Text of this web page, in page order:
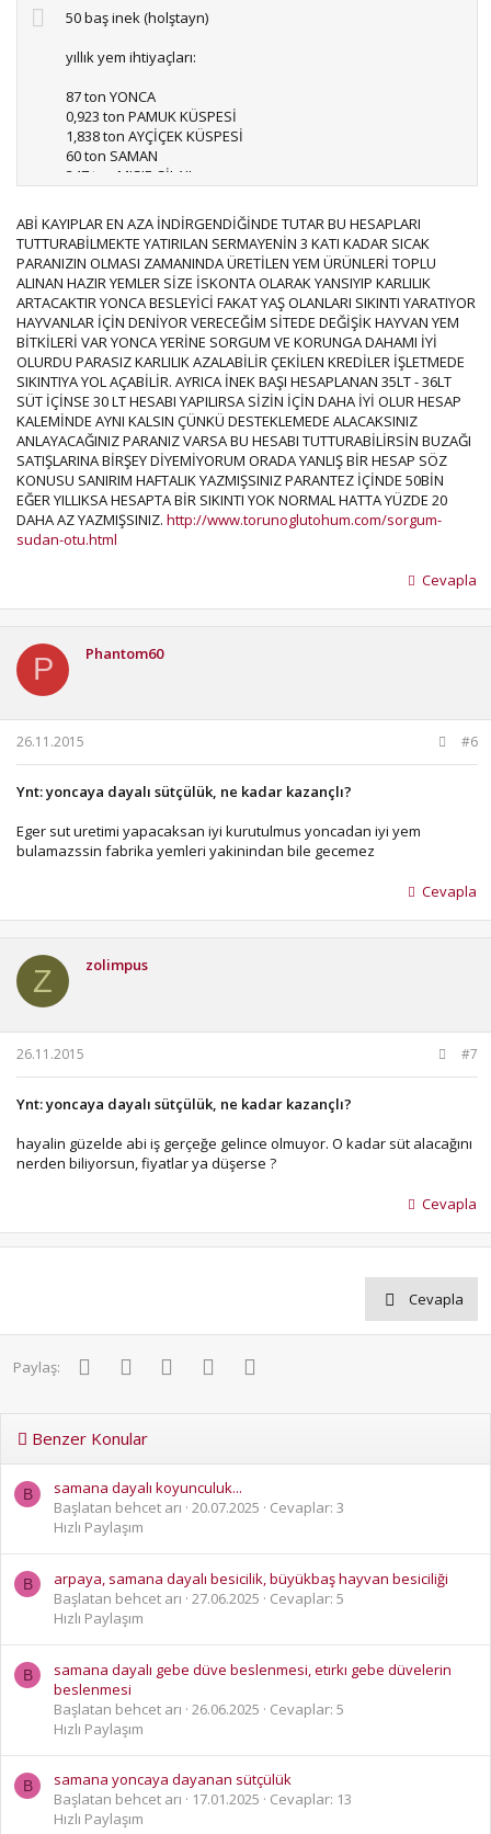
50 baş inek (holştayn)
yıllık yem ihtiyaçları:
87 ton YONCA
0,923 ton PAMUK KÜSPESİ
1,838 ton AYÇİÇEK KÜSPESİ
60 ton SAMAN
347 ton MISIR SİLAJI
0,793 ton TUZ
176 ton SÜTYEMİ
YEM HARCAMASI: 336 000 TL
Beklenen yıllık süt üretimi: 500 ton
Süt fiyatı 1200 TL/ton
SÜT SATIŞI: 600 000 TL
SÜT SATIŞI-YEM: 264 000 TL
BUZAĞI SATIŞI: 50 000 TL (haftalık)
SÜT SATIŞINDAN, BUZAĞI SATIŞINDAN GELİR: 314 000 TL
BİLGİ: işçilik, nakliye, sağlık harcamaları, yakıt, ısınma vs için
harcamalar ayrıca hesaplanmalı.
bu hesap tutar mı? TÜRKİYE şartlarında mümkün mü?
ABİ KAYIPLAR EN AZA İNDİRGENDİĞİNDE TUTAR BU HESAPLARI
TUTTURABİLMEKTE YATIRILAN SERMAYENİN 3 KATI KADAR SICAK
PARANIZIN OLMASI ZAMANINDA ÜRETİLEN YEM ÜRÜNLERİ TOPLU
ALINAN HAZIR YEMLER SİZE İSKONTA OLARAK YANSIYIP KARLILIK
ARTACAKTIR YONCA BESLEYİCİ FAKAT YAŞ OLANLARI SIKINTI YARATIYOR
HAYVANLAR İÇİN DENİYOR VERECEĞİM SİTEDE DEĞİŞİK HAYVAN YEM
BİTKİLERİ VAR YONCA YERİNE SORGUM VE KORUNGA DAHAMI İYİ
OLURDU PARASIZ KARLILIK AZALABİLİR ÇEKİLEN KREDİLER İŞLETMEDE
SIKINTIYA YOL AÇABİLİR. AYRICA İNEK BAŞI HESAPLANAN 35LT - 36LT
SÜT İÇİNSE 30 LT HESABI YAPILIRSA SİZİN İÇİN DAHA İYİ OLUR HESAP
KALEMİNDE AYNI KALSIN ÇÜNKÜ DESTEKLEMEDE ALACAKSINIZ
ANLAYACAĞINIZ PARANIZ VARSA BU HESABI TUTTURABİLİRSİN BUZAĞI
SATIŞLARINA BİRŞEY DİYEMİYORUM ORADA YANLIŞ BİR HESAP SÖZ
KONUSU SANIRIM HAFTALIK YAZMIŞSINIZ PARANTEZ İÇİNDE 50BİN
EĞER YILLIKSA HESAPTA BİR SIKINTI YOK NORMAL HATTA YÜZDE 20
DAHA AZ YAZMIŞSINIZ. http://www.torunoglutohum.com/sorgum-
sudan-otu.html
Cevapla
P Phantom60
26.11.2015 #6
Ynt: yoncaya dayalı sütçülük, ne kadar kazançlı?
Eger sut uretimi yapacaksan iyi kurutulmus yoncadan iyi yem
bulamazssin fabrika yemleri yakinindan bile gecemez
Cevapla
Z zolimpus
26.11.2015 #7
Ynt: yoncaya dayalı sütçülük, ne kadar kazançlı?
hayalin güzelde abi iş gerçeğe gelince olmuyor. O kadar süt alacağını
nerden biliyorsun, fiyatlar ya düşerse ?
Cevapla
Cevapla
Paylaş: FacebookTwitter PinterestWhatsApp
Benzer Konular
B
samana dayalı koyunculuk...
Başlatan behcet arı 20.07.2025
Cevaplar: 3
Hızlı Paylaşım
B
arpaya, samana dayalı besicilik, büyükbaş hayvan besiciliği
Başlatan behcet arı 27.06.2025
Cevaplar: 5
Hızlı Paylaşım
B
samana dayalı gebe düve beslenmesi, etırkı gebe düvelerin
beslenmesi
Başlatan behcet arı
26.06.2025
Cevaplar: 5
Hızlı Paylaşım
B
samana yoncaya dayanan sütçülük
Başlatan behcet arı
17.01.2025
Cevaplar: 13
Hızlı Paylaşım